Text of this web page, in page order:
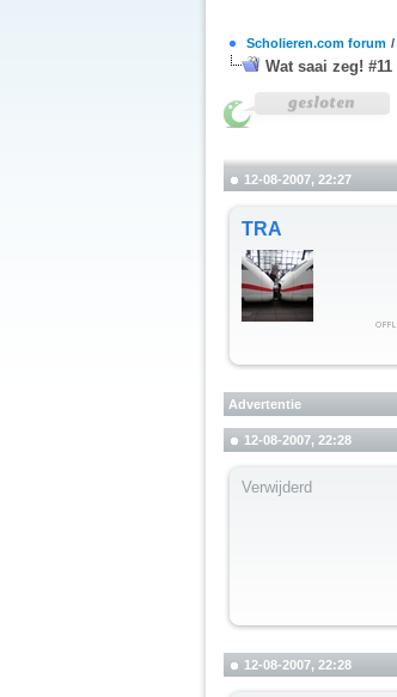
Scholieren.com forum /
Wat saai zeg! #11
12-08-2007, 22:27
TRA
Advertentie
12-08-2007, 22:28
Verwijderd
12-08-2007, 22:28